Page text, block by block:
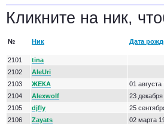
Кликните на ник,
№ Ник Дата
2101 tina
2102
AleUri
2103
ЖЕКА 01 августа
2104
Alexwolf 23 декабря
2105
djfly 25
2106
Zayats 02 марта